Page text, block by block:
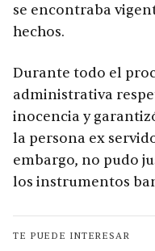
se encontraba
hechos.
Durante todo el
administrativa
inocencia y
la persona ex
embargo, no pudo
los instrumentos
TE PUEDE INTERESAR